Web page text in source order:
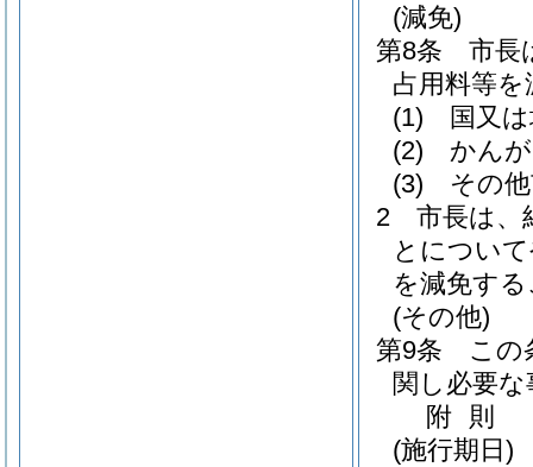
(減免)
第8条
市長
占用料等
(1)
国又
(2)
かん
(3)
その
2
市長は、
とについ
を減免す
(その他)
第9条
この
関し必要
附 則
(施行期日)